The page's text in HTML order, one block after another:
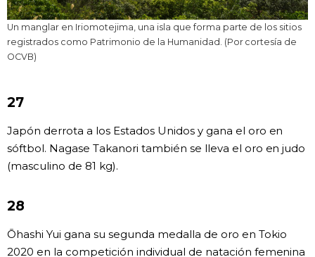
Un manglar en Iriomotejima, una isla que forma parte de los sitios
registrados como Patrimonio de la Humanidad. (Por cortesía de
OCVB)
27
Japón derrota a los Estados Unidos y gana el oro en
sóftbol. Nagase Takanori también se lleva el oro en judo
(masculino de 81 kg).
28
Ōhashi Yui gana su segunda medalla de oro en Tokio
2020 en la competición individual de natación femenina